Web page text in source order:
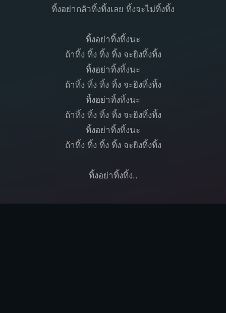
ทิ้งอย่ากลัวทิ้งทิ้งเลย ทิ้งจะไม่ทิ้งทิ้ง
ทิ้งอย่าทิ้งทิ้งนะ
ถ้าทิ้ง ทิ้ง ทิ้ง ทิ้ง จะยิงทิ้งทิ้ง
ทิ้งอย่าทิ้งทิ้งนะ
ถ้าทิ้ง ทิ้ง ทิ้ง ทิ้ง จะยิงทิ้งทิ้ง
ทิ้งอย่าทิ้งทิ้งนะ
ถ้าทิ้ง ทิ้ง ทิ้ง ทิ้ง จะยิงทิ้งทิ้ง
ทิ้งอย่าทิ้งทิ้งนะ
ถ้าทิ้ง ทิ้ง ทิ้ง ทิ้ง จะยิงทิ้งทิ้ง
ทิ้งอย่าทิ้งทิ้ง..